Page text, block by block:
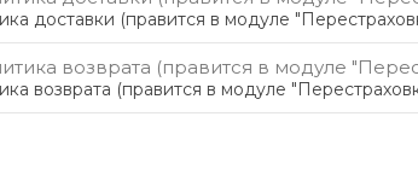
доставки (правится в модуле
возврата (правится в модуле